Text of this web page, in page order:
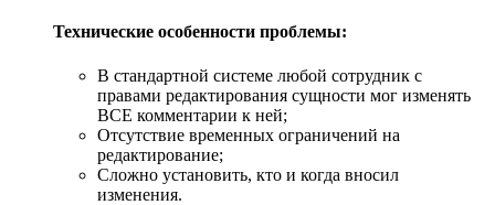
Технические особенности проблемы:
В стандартной системе любой сотрудник с
правами редактирования сущности мог изменять
ВСЕ комментарии к ней;
Отсутствие временных ограничений на
редактирование;
Сложно установить, кто и когда вносил
изменения.